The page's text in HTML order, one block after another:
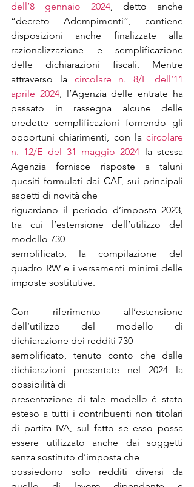
dell’8 gennaio 2024, detto anche
“decreto Adempimenti”, contiene
disposizioni anche finalizzate alla
razionalizzazione e semplificazione
delle dichiarazioni fiscali. Mentre
attraverso la circolare n. 8/E dell’11
aprile 2024, l’Agenzia delle entrate ha
passato in rassegna alcune delle
predette semplificazioni fornendo gli
opportuni chiarimenti, con la circolare
n. 12/E del 31 maggio 2024 la stessa
Agenzia fornisce risposte a taluni
quesiti formulati dai CAF, sui principali
aspetti di novità che
riguardano il periodo d’imposta 2023,
tra cui l’estensione dell’utilizzo del
modello 730
semplificato, la compilazione del
quadro RW e i versamenti minimi delle
imposte sostitutive.
Con riferimento all’estensione
dell’utilizzo del modello di
dichiarazione dei redditi 730
semplificato, tenuto conto che dalle
dichiarazioni presentate nel 2024 la
possibilità di
presentazione di tale modello è stato
esteso a tutti i contribuenti non titolari
di partita IVA, sul fatto se esso possa
essere utilizzato anche dai soggetti
senza sostituto d’imposta che
possiedono solo redditi diversi da